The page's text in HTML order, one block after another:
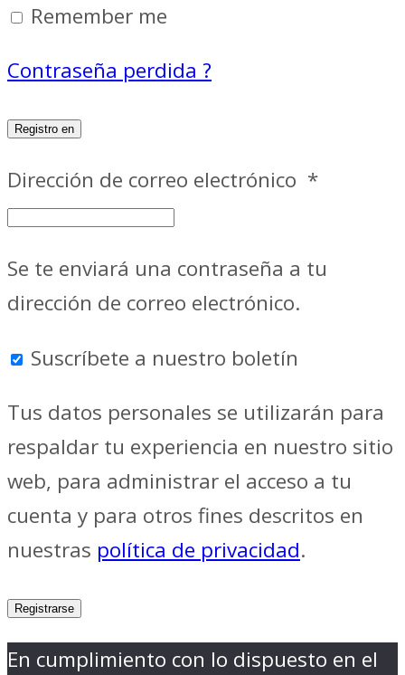
Remember me
Contraseña perdida ?
Registro en
Dirección de correo electrónico *
Se te enviará una contraseña a tu
dirección de correo electrónico.
Suscríbete a nuestro boletín
Tus datos personales se utilizarán para
respaldar tu experiencia en nuestro sitio
web, para administrar el acceso a tu
cuenta y para otros fines descritos en
nuestras política de privacidad.
Registrarse
En cumplimiento con lo dispuesto en el